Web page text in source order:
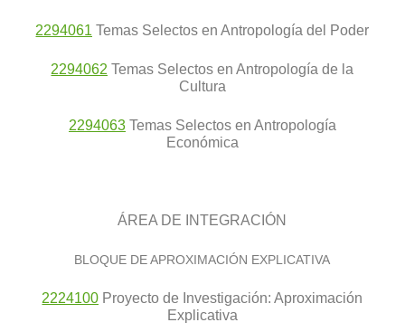
2294061 Temas Selectos en Antropología del Poder
2294062 Temas Selectos en Antropología de la
Cultura
2294063Temas Selectos en Antropología
Económica
ÁREA DE INTEGRACIÓN
BLOQUE DE APROXIMACIÓN EXPLICATIVA
2224100 Proyecto de Investigación: Aproximación
Explicativa